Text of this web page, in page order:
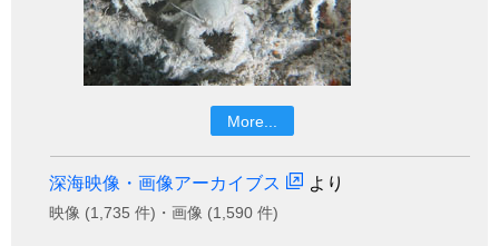
More...
深海映像・画像アーカイブス より
映像 (1,735 件)・画像 (1,590 件)